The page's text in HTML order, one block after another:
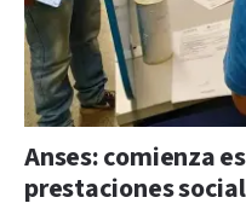
Anses: comienza
prestaciones